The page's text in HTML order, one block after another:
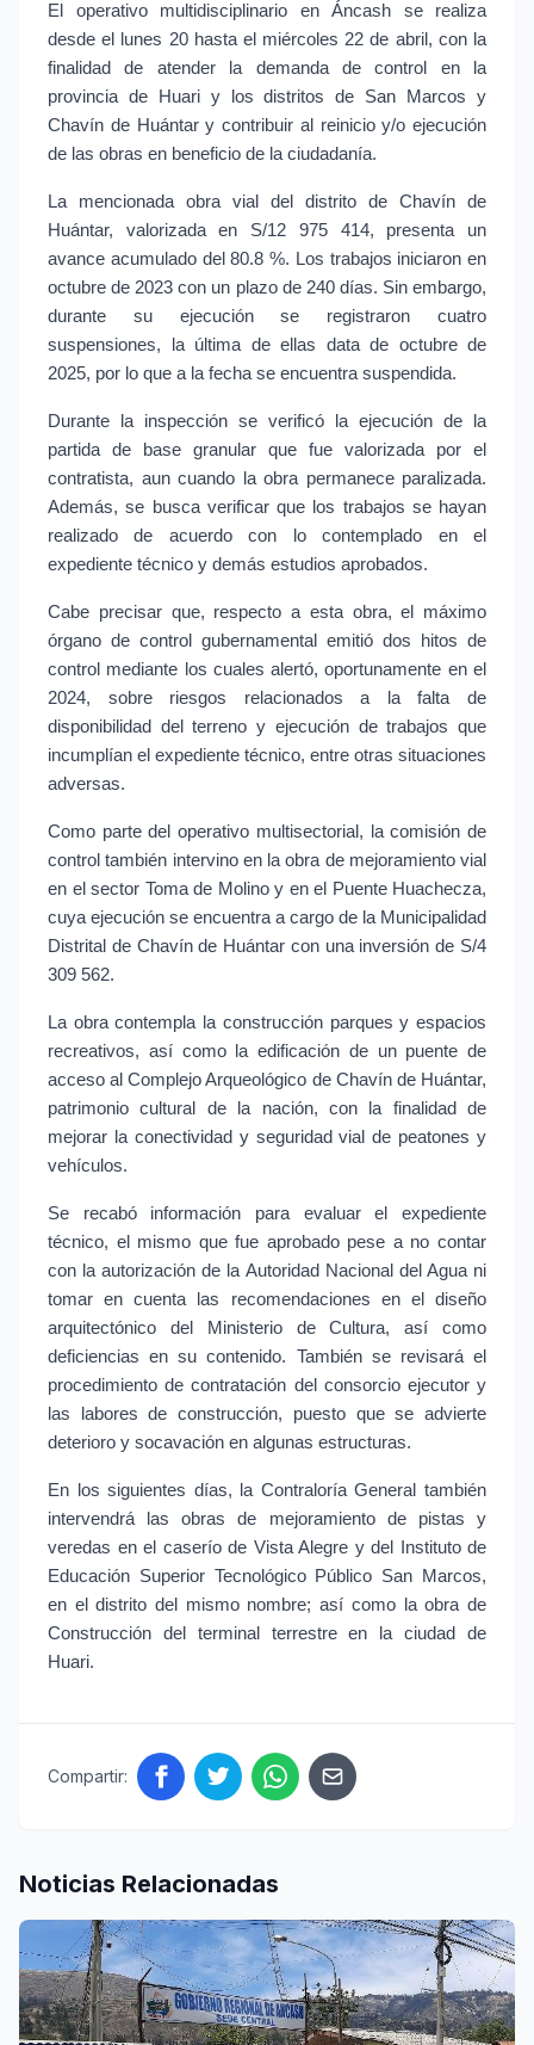
El operativo multidisciplinario en Áncash se realiza
desde el lunes 20 hasta el miércoles 22 de abril, con la
finalidad de atender la demanda de control en la
provincia de Huari y los distritos de San Marcos y
Chavín de Huántar y contribuir al reinicio y/o ejecución
de las obras en beneficio de la ciudadanía.
La mencionada obra vial del distrito de Chavín de
Huántar, valorizada en S/12 975 414, presenta un
avance acumulado del 80.8 %. Los trabajos iniciaron en
octubre de 2023 con un plazo de 240 días. Sin embargo,
durante su ejecución se registraron cuatro
suspensiones, la última de ellas data de octubre de
2025, por lo que a la fecha se encuentra suspendida.
Durante la inspección se verificó la ejecución de la
partida de base granular que fue valorizada por el
contratista, aun cuando la obra permanece paralizada.
Además, se busca verificar que los trabajos se hayan
realizado de acuerdo con lo contemplado en el
expediente técnico y demás estudios aprobados.
Cabe precisar que, respecto a esta obra, el máximo
órgano de control gubernamental emitió dos hitos de
control mediante los cuales alertó, oportunamente en el
2024, sobre riesgos relacionados a la falta de
disponibilidad del terreno y ejecución de trabajos que
incumplían el expediente técnico, entre otras situaciones
adversas.
Como parte del operativo multisectorial, la comisión de
control también intervino en la obra de mejoramiento vial
en el sector Toma de Molino y en el Puente Huachecza,
cuya ejecución se encuentra a cargo de la Municipalidad
Distrital de Chavín de Huántar con una inversión de S/4
309 562.
La obra contempla la construcción parques y espacios
recreativos, así como la edificación de un puente de
acceso al Complejo Arqueológico de Chavín de Huántar,
patrimonio cultural de la nación, con la finalidad de
mejorar la conectividad y seguridad vial de peatones y
vehículos.
Se recabó información para evaluar el expediente
técnico, el mismo que fue aprobado pese a no contar
con la autorización de la Autoridad Nacional del Agua ni
tomar en cuenta las recomendaciones en el diseño
arquitectónico del Ministerio de Cultura, así como
deficiencias en su contenido. También se revisará el
procedimiento de contratación del consorcio ejecutor y
las labores de construcción, puesto que se advierte
deterioro y socavación en algunas estructuras.
En los siguientes días, la Contraloría General también
intervendrá las obras de mejoramiento de pistas y
veredas en el caserío de Vista Alegre y del Instituto de
Educación Superior Tecnológico Público San Marcos,
en el distrito del mismo nombre; así como la obra de
Construcción del terminal terrestre en la ciudad de
Huari.
Compartir:
Noticias Relacionadas